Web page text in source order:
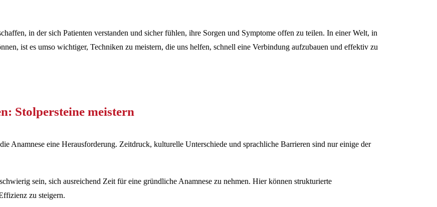
in der sich Patienten verstanden und sicher fühlen, ihre Sorgen und Symptome offen zu teilen. In einer Welt, in
ist es umso wichtiger, Techniken zu meistern, die uns helfen, schnell eine Verbindung aufzubauen und effektiv zu
Stolpersteine meistern
Anamnese eine Herausforderung. Zeitdruck, kulturelle Unterschiede und sprachliche Barrieren sind nur einige der
sein, sich ausreichend Zeit für eine gründliche Anamnese zu nehmen. Hier können strukturierte
zu steigern.